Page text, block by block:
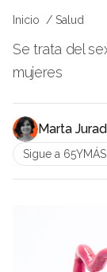
Inicio Salud
Se trata del
mujeres
Marta
Sigue a